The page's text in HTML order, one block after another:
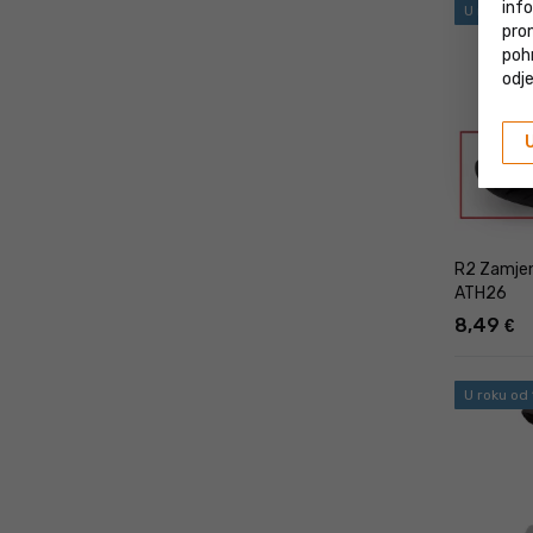
U roku od
R2
ATH26
8,49 €
U roku od